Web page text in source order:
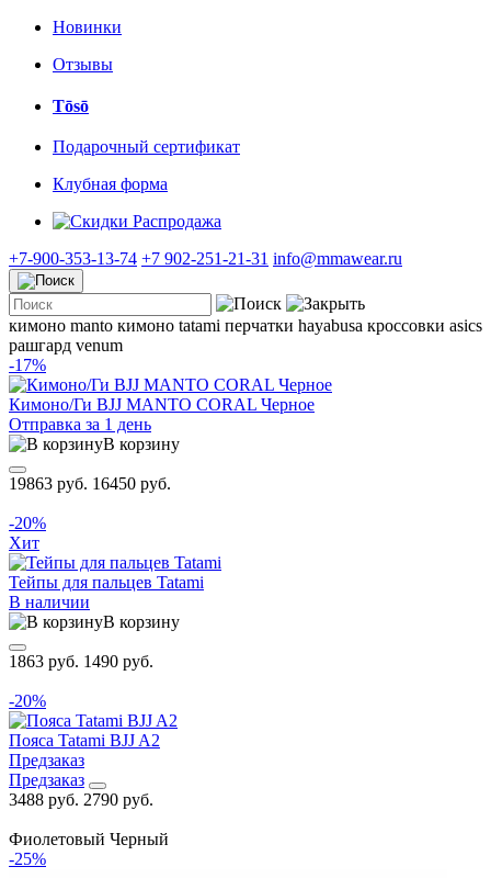
Новинки
Отзывы
Tōsō
Подарочный сертификат
Клубная форма
Распродажа
+7-900-353-13-74 +7 902-251-21-31 info@mmawear.ru
кимоно manto кимоно tatami перчатки hayabusa кроссовки asics
рашгард venum
-17%
Кимоно/Ги BJJ MANTO CORAL Черное
Отправка за 1 день
В корзину
19863 руб. 16450 руб.
-20%
Хит
Тейпы для пальцев Tatami
В наличии
В корзину
1863 руб. 1490 руб.
-20%
Пояса Tatami BJJ A2
Предзаказ
Предзаказ
3488 руб. 2790 руб.
Фиолетовый Черный
-25%